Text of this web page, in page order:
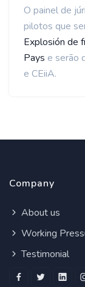
O painel de
pilotos que
Explosión de
Pays e serão
e CEiiA.
Company
About us
Working
Testimonial